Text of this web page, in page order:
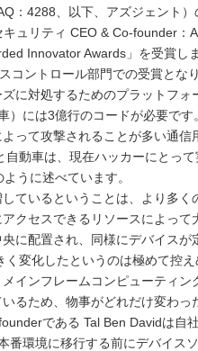
：4288、以下、アズジェント
ュリティ CEO & Co-founder：
Innovator Awards」を受賞し
コントロール部門での受賞とな
に対処するためのプラットフ
）には3億行のコードが必要で
って攻撃されることが多い通
自動車は、現在ハッカーにとっ
うに述べています。
しているということは、より多
クセスできるリソースによっ
に配置され、同様にデバイス
変化したというのは極めて控
インフレームコンピューティ
るため、物事がどれだけ変わっ
である Tal Ben Davidは自
番環境に移行する前にデバイス